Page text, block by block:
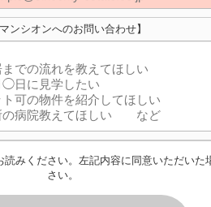
ンシオンへのお問い合わせ】
読みください。左記内容に同意いただいた
さい。